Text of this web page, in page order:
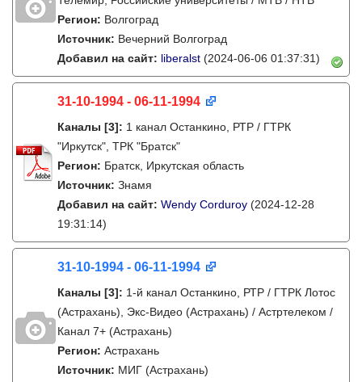
Регион: Волгоград
Источник: Вечерний Волгоград
Добавил на сайт: liberalst (2024-06-06 01:37:31)
31-10-1994 - 06-11-1994
Каналы [3]: 1 канал Останкино, РТР / ГТРК
"Иркутск", ТРК "Братск"
Регион: Братск, Иркутская область
Источник: Знамя
Добавил на сайт: Wendy Corduroy (2024-12-28
19:31:14)
31-10-1994 - 06-11-1994
Каналы [3]: 1-й канал Останкино, РТР / ГТРК Лотос
(Астрахань), Экс-Видео (Астрахань) / Астртелеком /
Канал 7+ (Астрахань)
Регион: Астрахань
Источник: МИГ (Астрахань)